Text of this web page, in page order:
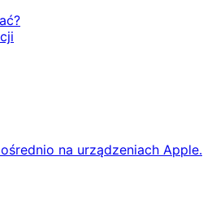
na urządzeniach Apple.